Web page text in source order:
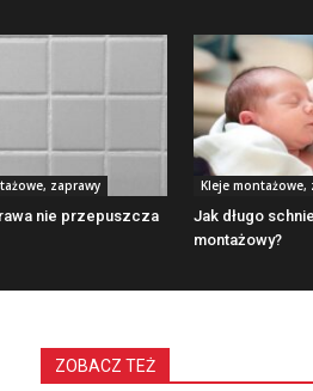
zaprawy
nie przepuszcza
Kleje montażowe,
Jak długo
montażowy?
ZOBACZ TEŻ